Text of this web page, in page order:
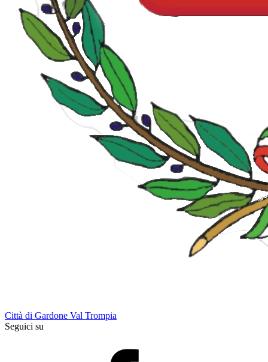
Città di Gardone Val Trompia
Seguici su